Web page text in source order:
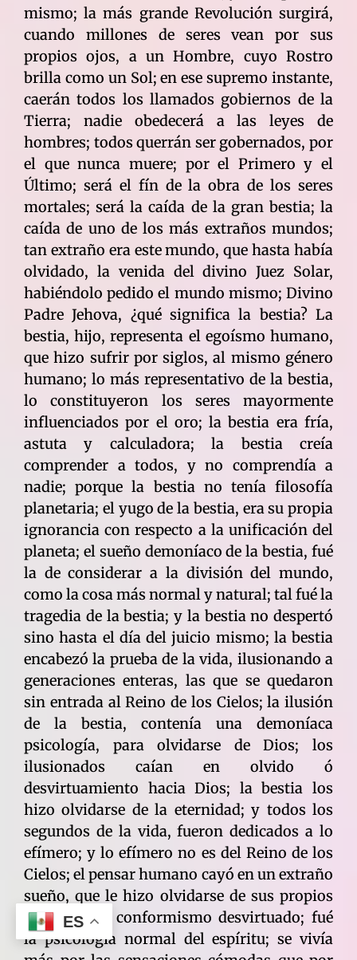
mismo; la más grande Revolución surgirá,
cuando millones de seres vean por sus
propios ojos, a un Hombre, cuyo Rostro
brilla como un Sol; en ese supremo instante,
caerán todos los llamados gobiernos de la
Tierra; nadie obedecerá a las leyes de
hombres; todos querrán ser gobernados, por
el que nunca muere; por el Primero y el
Último; será el fín de la obra de los seres
mortales; será la caída de la gran bestia; la
caída de uno de los más extraños mundos;
tan extraño era este mundo, que hasta había
olvidado, la venida del divino Juez Solar,
habiéndolo pedido el mundo mismo; Divino
Padre Jehova, ¿qué significa la bestia? La
bestia, hijo, representa el egoísmo humano,
que hizo sufrir por siglos, al mismo género
humano; lo más representativo de la bestia,
lo constituyeron los seres mayormente
influenciados por el oro; la bestia era fría,
astuta y calculadora; la bestia creía
comprender a todos, y no comprendía a
nadie; porque la bestia no tenía filosofía
planetaria; el yugo de la bestia, era su propia
ignorancia con respecto a la unificación del
planeta; el sueño demoníaco de la bestia, fué
la de considerar a la división del mundo,
como la cosa más normal y natural; tal fué la
tragedia de la bestia; y la bestia no despertó
sino hasta el día del juicio mismo; la bestia
encabezó la prueba de la vida, ilusionando a
generaciones enteras, las que se quedaron
sin entrada al Reino de los Cielos; la ilusión
de la bestia, contenía una demoníaca
psicología, para olvidarse de Dios; los
ilusionados caían en olvido ó
desvirtuamiento hacia Dios; la bestia los
hizo olvidarse de la eternidad; y todos los
segundos de la vida, fueron dedicados a lo
efímero; y lo efímero no es del Reino de los
Cielos; el pensar humano cayó en un extraño
sueño, que le hizo olvidarse de sus propios
derechos; el conformismo desvirtuado; fué
la psicología normal del espíritu; se vivía
ES